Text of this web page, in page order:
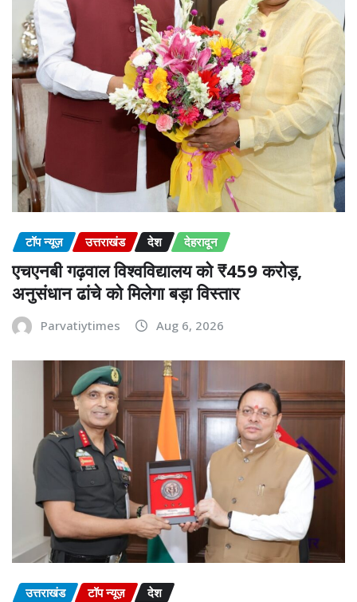
टॉप न्यूज़ उत्तराखंड देश देहरादून
एचएनबी गढ़वाल विश्वविद्यालय को ₹459 करोड़,
अनुसंधान ढांचे को मिलेगा बड़ा विस्तार
Parvatiytimes Aug 6, 2026
उत्तराखंड टॉप न्यूज़ देश